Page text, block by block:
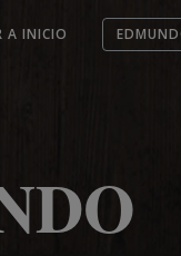
A INICIO